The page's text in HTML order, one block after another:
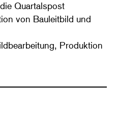
Quartalspost
von Bauleitbild und
Produktion